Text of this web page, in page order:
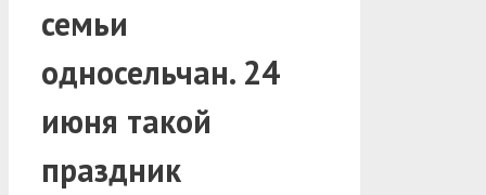
семьи
односельчан. 24
июня такой
праздник